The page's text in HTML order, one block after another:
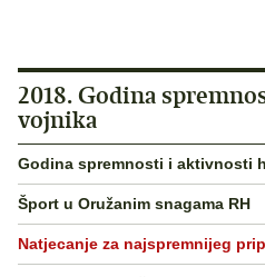
2018. Godina
vojnika
Godina spremnosti i aktivnosti
Šport u Oružanim snagama RH
Natjecanje za najspremnijeg